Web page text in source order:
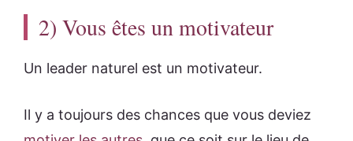
2) Vous êtes un motivateur
Un leader naturel est un motivateur.
Il y a toujours des chances que vous deviez